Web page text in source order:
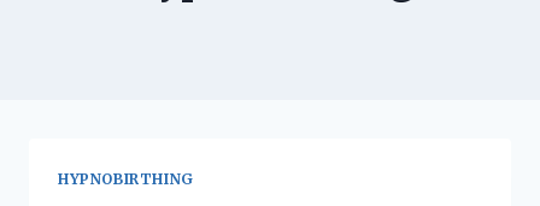
HYPNOBIRTHING